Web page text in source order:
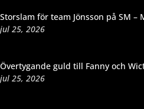
Storslam för team Jönsson på SM –
jul 25, 2026
Övertygande guld till Fanny och
jul 25, 2026